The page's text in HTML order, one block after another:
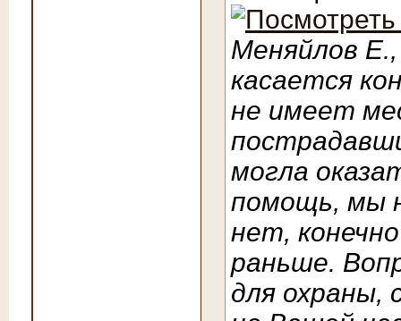
Меняйлов
касается
не имеет
могла
помощь, мы
нет,
раньше.
для охраны,